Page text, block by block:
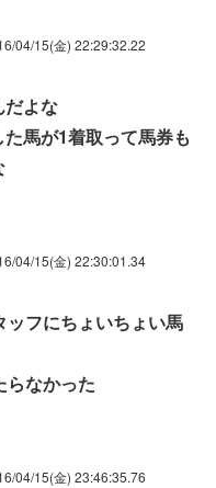
04/15(金) 22:29:32.22
だよな
馬が1着取って馬券も
04/15(金) 22:30:01.34
フにちょいちょい馬
らなかった
04/15(金) 23:46:35.76